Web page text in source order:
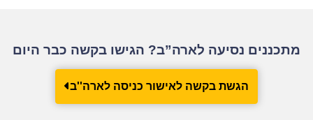
מתכננים נסיעה לארה”ב? הגישו בקשה כבר היום
הגשת בקשה לאישור כניסה לארה''ב